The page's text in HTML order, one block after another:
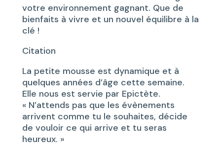
votre environnement gagnant. Que de
bienfaits à vivre et un nouvel équilibre à la
clé !
Citation
La petite mousse est dynamique et à
quelques années d’âge cette semaine.
Elle nous est servie par Epictète.
« N’attends pas que les évènements
arrivent comme tu le souhaites, décide
de vouloir ce qui arrive et tu seras
heureux. »